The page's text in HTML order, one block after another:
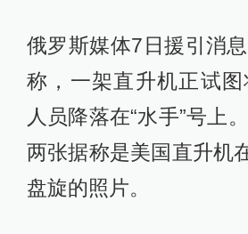
俄罗斯媒体7日援引消
称，一架直升机正试
人员降落在“水手”号上
两张据称是美国直升机
盘旋的照片。